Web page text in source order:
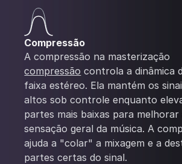
Compressão
A compressão na masterização
compressão controla a dinâmica
faixa estéreo. Ela mantém os
altos sob controle enquanto
partes mais baixas para melhorar
sensação geral da música. A
ajuda a "colar" a mixagem e a
partes certas do sinal.